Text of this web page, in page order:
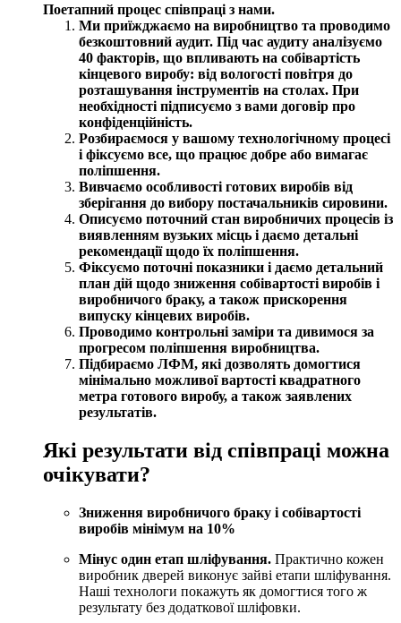
Поетапний процес співпраці з нами.
Ми приїжджаємо на виробництво та проводимо
безкоштовний аудит. Під час аудиту аналізуємо
40 факторів, що впливають на собівартість
кінцевого виробу: від вологості повітря до
розташування інструментів на столах. При
необхідності підписуємо з вами договір про
конфіденційність.
Розбираємося у вашому технологічному процесі
і фіксуємо все, що працює добре або вимагає
поліпшення.
Вивчаємо особливості готових виробів від
зберігання до вибору постачальників сировини.
Описуємо поточний стан виробничих процесів із
виявленням вузьких місць і даємо детальні
рекомендації щодо їх поліпшення.
Фіксуємо поточні показники і даємо детальний
план дій щодо зниження собівартості виробів і
виробничого браку, а також прискорення
випуску кінцевих виробів.
Проводимо контрольні заміри та дивимося за
прогресом поліпшення виробництва.
Підбираємо ЛФМ, які дозволять домогтися
мінімально можливої вартості квадратного
метра готового виробу, а також заявлених
результатів.
Які результати від співпраці можна
очікувати?
Зниження виробничого браку і собівартості
виробів мінімум на 10%
Мінус один етап шліфування. Практично кожен
виробник дверей виконує зайві етапи шліфування.
Наші технологи покажуть як домогтися того ж
результату без додаткової шліфовки.